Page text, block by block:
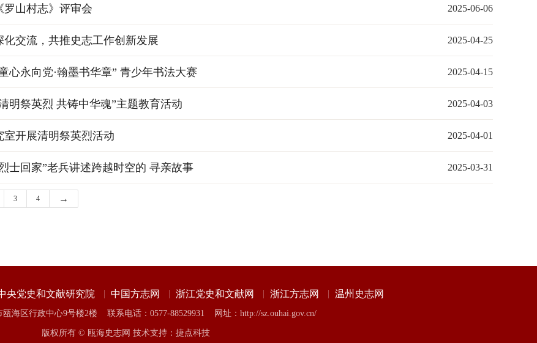
罗山村志》评审会 2025-06-06
化交流，共推史志工作创新发展 2025-04-25
心永向党·翰墨书华章” 青少年书法大赛 2025-04-15
明祭英烈 共铸中华魂”主题教育活动 2025-04-03
室开展清明祭英烈活动 2025-04-01
士回家”老兵讲述跨越时空的 寻亲故事 2025-03-31
3 4 →
央党史和文献研究院 中国方志网 浙江党史和文献网 浙江方志网 温州史志网
瓯海区行政中心9号楼2楼 联系电话：0577-88529931 网址：http://sz.ouhai.gov.cn/
版权所有 © 瓯海史志网 技术支持：捷点科技